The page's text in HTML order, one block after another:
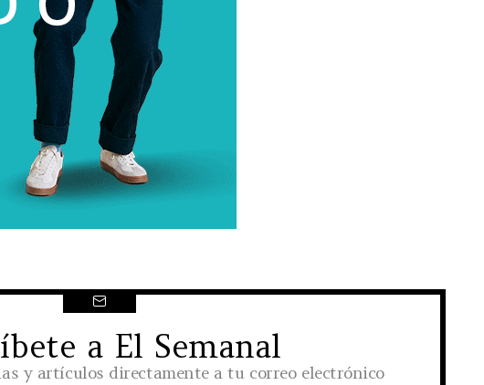
a El Semanal
y artículos directamente a tu correo electrónico